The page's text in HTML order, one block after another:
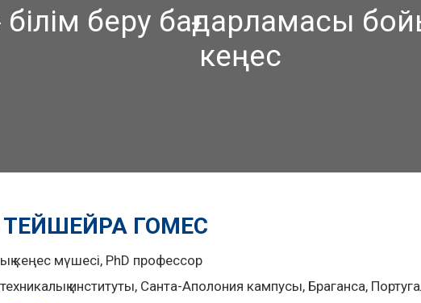
беру бағдарламасы
кеңес
ГОМЕС
кеңес мүшесі, PhD профессор
институты, Санта-Аполония кампусы, Браганса,